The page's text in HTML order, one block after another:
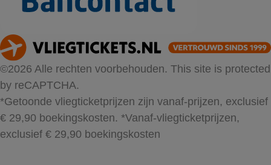
©2026 Alle rechten voorbehouden. This site is protected
by reCAPTCHA.
*Getoonde vliegticketprijzen zijn vanaf-prijzen, exclusief
€ 29,90 boekingskosten. *Vanaf-vliegticketprijzen,
exclusief € 29,90 boekingskosten